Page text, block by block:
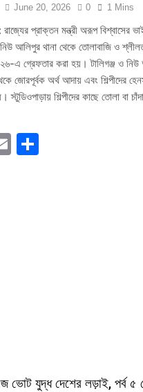
June 20, 2026 0 1 Mins
রাজ্যের প্রাক্তন মন্ত্রী অরূপ বিশ্বাসের
আলিপুর থানা থেকে তোলাবাজি ও
এ গ্রেফতার করা হয়। টালিগঞ্জ ও
জোরপূর্বক অর্থ আদায় এবং শিল্পীদের
স্টুডিওপাড়ায় শিল্পীদের কাছে তোলা বা
Email
ভোট যুদ্ধ দেশের লড়াই, পর্ব ৫